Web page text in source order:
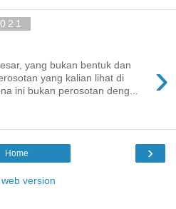
›
yang bukan bentuk dan
yang kalian lihat di
ini bukan perosotan deng...
›
Home
version